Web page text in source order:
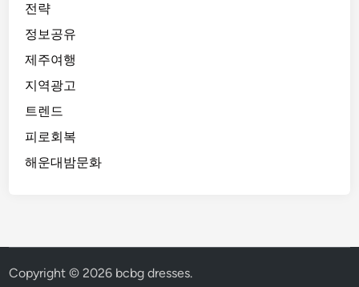
전략
정보공유
제주여행
지역광고
트렌드
피로회복
해운대밤문화
Copyright © 2026 bcbg dresses.